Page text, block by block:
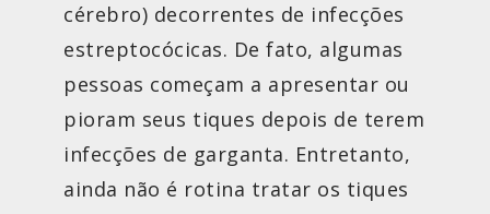
cérebro) decorrentes de infecções
estreptocócicas. De fato, algumas
pessoas começam a apresentar ou
pioram seus tiques depois de terem
infecções de garganta. Entretanto,
ainda não é rotina tratar os tiques